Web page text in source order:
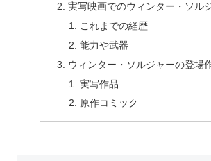
実写映画でのウィンター・ソル
これまでの経歴
能力や武器
ウィンター・ソルジャーの登場
実写作品
原作コミック